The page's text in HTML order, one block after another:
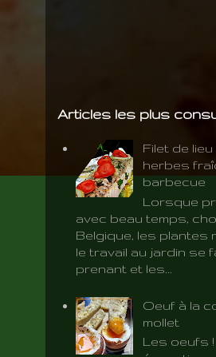
Articles les plus
Filet de
herbes
barbecue
Lorsque
avec beau temps,
Belgique, les plantes
le travail au jardin se
prenant et les...
Oeuf à la
mollet
Les oeufs